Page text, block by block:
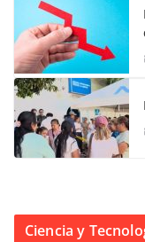
Ciencia y